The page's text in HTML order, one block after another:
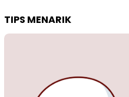
TIPS MENARIK